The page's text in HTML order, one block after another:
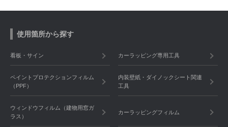
使用箇所から探す
看板・サイン カーラッピング専用工具
ペイントプロテクションフィルム
（PPF）
内装壁紙・ダイノックシート関連
工具
ウィンドウフィルム（建物用窓ガ
ラス）
カーラッピングフィルム